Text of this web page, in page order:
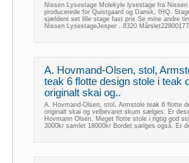
Nissen Lysestage Molekyle lysestage fra
producerede for Quistgaard og Dansk, IHQ.
sjældent set lille stage fast pris Se mine andre
Nissen LysestageJesper ..8320
A. Hovmand-Olsen, stol,
teak 6 flotte design stole i teak
originalt skai og..
A. Hovmand-Olsen, stol, Armstole teak 6 flotte
originalt skai og velbevaret skum sælges. Er
Hovmann Olsen. Meget flotte stole i rigtig god
3000kr samlet 18000kr Bordet sælges også. Er